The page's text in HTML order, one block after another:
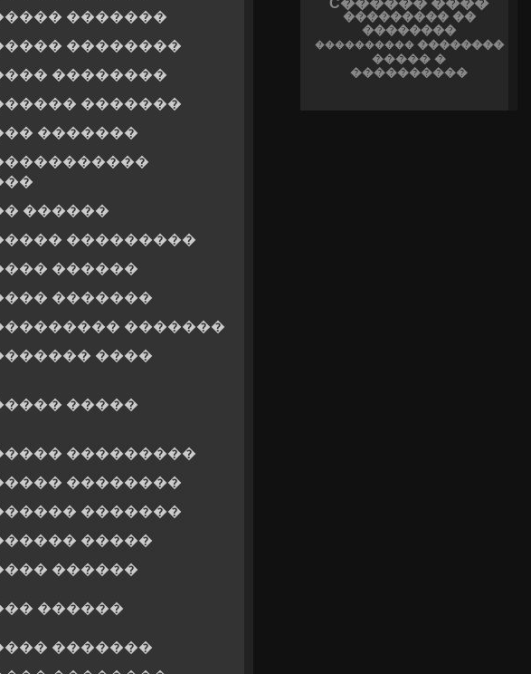
�������
��������
��������
�������
�������
������
���������
������
�������
�������
����
�����
���������
��������
�������
�����
������
������
�������
��������� ��
��������
���������� ��������
����� �
����������